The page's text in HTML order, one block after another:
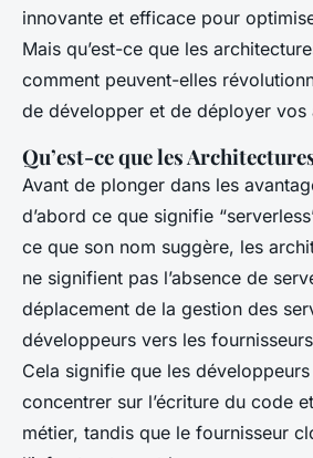
innovante et efficace pour
Mais qu’est-ce que les
comment peuvent-elles
de développer et de déployer vos
Qu’est-ce que les
Avant de plonger dans les
d’abord ce que signifie
ce que son nom suggère, les
ne signifient pas l’absence de
déplacement de la gestion des
développeurs vers les
Cela signifie que les
concentrer sur l’écriture du code
métier, tandis que le fournisseur